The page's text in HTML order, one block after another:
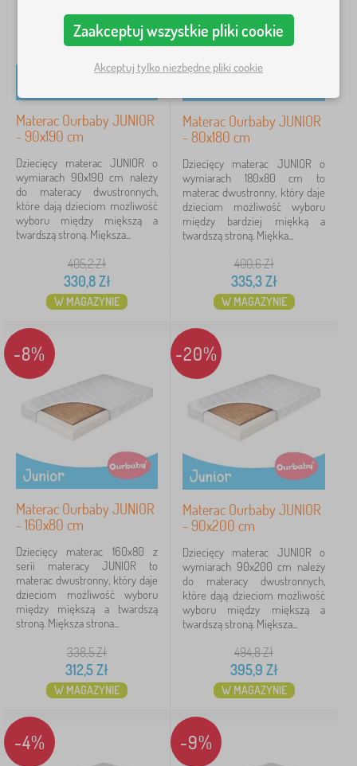
e
r
c
e
d
l
a
d
Szukaj w filtrze
Dostępność
Typ oferty
JUNIOR
7
Rabaty
Typ46
nowość
✓ Ourbaby®
7
FILTRACJA
Materac Ourbaby JUNIOR
- 90x190 cm
Dziecięcy materac JUNIOR o
wymiarach 90x190 cm należy
do materacy dwustronnych,
które dają dzieciom możliwość
wyboru między miększą a
twardszą stroną. Miększa...
405,2Zł
330,8Zł
W MAGAZYNIE
Materac Ourbaby JUNIOR
- 80x180 cm
Dziecięcy materac JUNIOR o
wymiarach 180x80 cm to
materac dwustronny, który daje
dzieciom możliwość wyboru
między bardziej miękką a
twardszą stroną. Miękka...
400,6Zł
335,3Zł
W MAGAZYNIE
-8%
Materac Ourbaby JUNIOR
- 160x80 cm
Dziecięcy materac 160x80 z
serii materacy JUNIOR to
materac dwustronny, który daje
dzieciom możliwość wyboru
między miększą a twardszą
stroną. Miększa strona...
338,5Zł
312,5Zł
W MAGAZYNIE
-20%
Materac Ourbaby JUNIOR
- 90x200 cm
Dziecięcy materac JUNIOR o
wymiarach 90x200 cm należy
do materacy dwustronnych,
które dają dzieciom możliwość
wyboru między miększą a
twardszą stroną. Miększa...
494,8Zł
395,9 Zł
W MAGAZYNIE
-4% -9%
Zaakceptuj wszystkie pliki cookie
Akceptuj tylko niezbędne pliki cookie